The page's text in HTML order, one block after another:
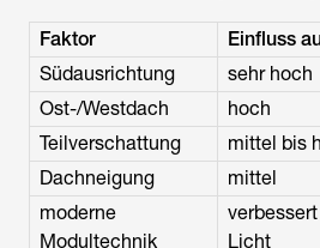
Faktor
Einfluss
Südausrichtung
sehr hoch
Ost-/Westdach
hoch
Teilverschattung
mittel bis
Dachneigung
mittel
moderne
Modultechnik
Licht